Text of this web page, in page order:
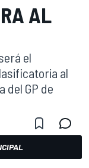
AL
el
al
del GP de